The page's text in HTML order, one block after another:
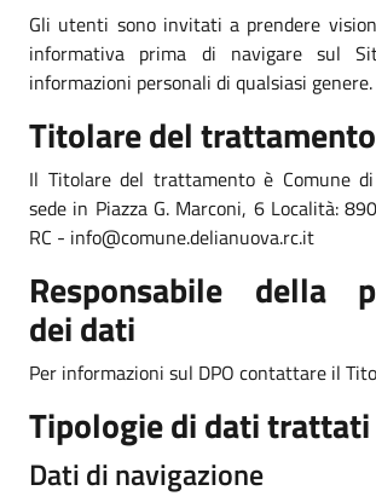
Gli utenti sono invitati a prendere
informativa prima di navigare sul
informazioni personali di qualsiasi genere.
Titolare del trattamento
Il Titolare del trattamento è Comune
sede in Piazza G. Marconi, 6 Località:
RC - info@comune.delianuova.rc.it
Responsabile della
dei dati
Per informazioni sul DPO contattare il
Tipologie di dati trattati
Dati di navigazione